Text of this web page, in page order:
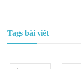
Tags bài viết